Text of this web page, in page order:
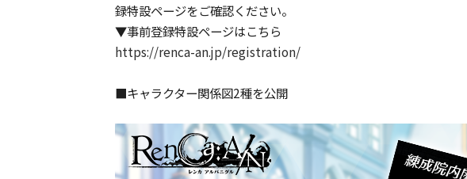
録特設ページをご確認ください。
▼事前登録特設ページはこちら
https://renca-an.jp/registration/
■キャラクター関係図2種を公開